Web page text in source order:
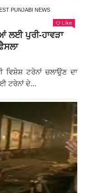
PUNJABI NEWS
Like
ਲਈ ਪੁਰੀ-ਹਾਵੜਾ
ਟਰੇਨਾਂ ਚਲਾਉਣ ਦਾ
ਟਰੇਨਾਂ ਦੇ...